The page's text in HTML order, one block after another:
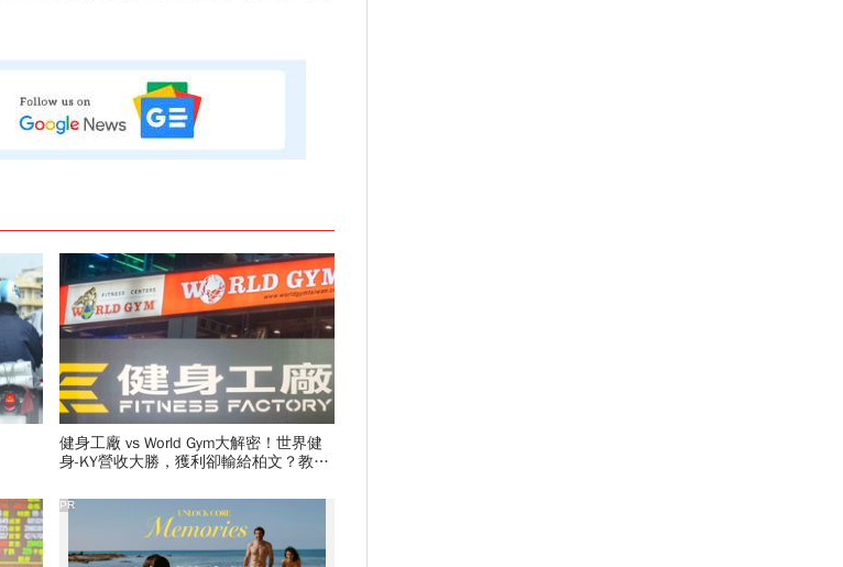
健身工廠 vs World Gym大解密！世界健
身-KY營收大勝，獲利卻輸給柏文？教練
PR